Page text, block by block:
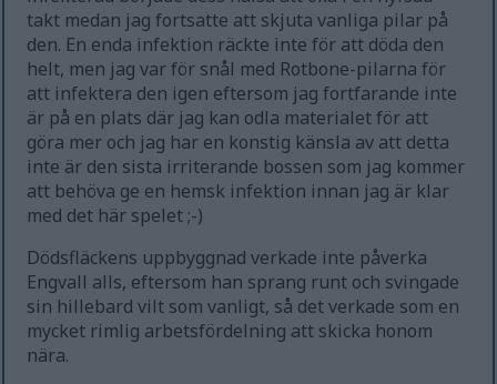
takt medan jag fortsatte att skjuta vanliga pilar på
den. En enda infektion räckte inte för att döda den
helt, men jag var för snål med Rotbone-pilarna för
att infektera den igen eftersom jag fortfarande inte
är på en plats där jag kan odla materialet för att
göra mer och jag har en konstig känsla av att detta
inte är den sista irriterande bossen som jag kommer
att behöva ge en hemsk infektion innan jag är klar
med det här spelet ;-)
Dödsfläckens uppbyggnad verkade inte påverka
Engvall alls, eftersom han sprang runt och svingade
sin hillebard vilt som vanligt, så det verkade som en
mycket rimlig arbetsfördelning att skicka honom
nära.